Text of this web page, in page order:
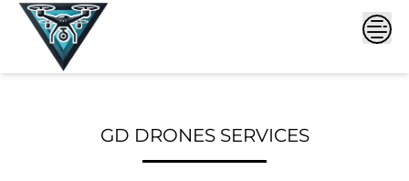
Skip
GD DRONES SERVICES